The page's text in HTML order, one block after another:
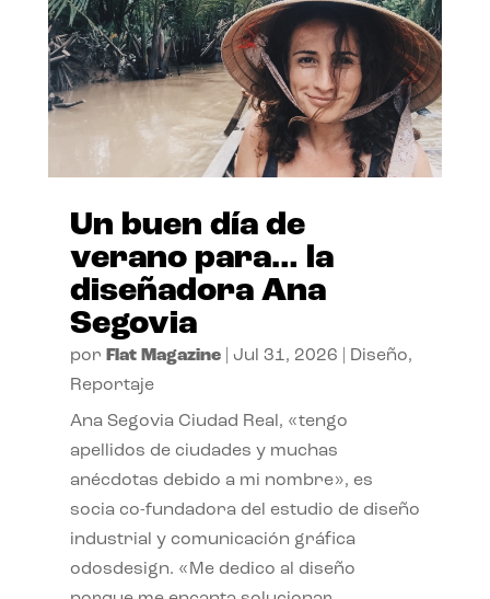
Un buen día de
verano para… la
diseñadora Ana
Segovia
por Flat Magazine| Jul 31, 2026 Diseño,
Reportaje
Ana Segovia Ciudad Real, «tengo
apellidos de ciudades y muchas
anécdotas debido a mi nombre», es
socia co-fundadora del estudio de diseño
industrial y comunicación gráfica
odosdesign. «Me dedico al diseño